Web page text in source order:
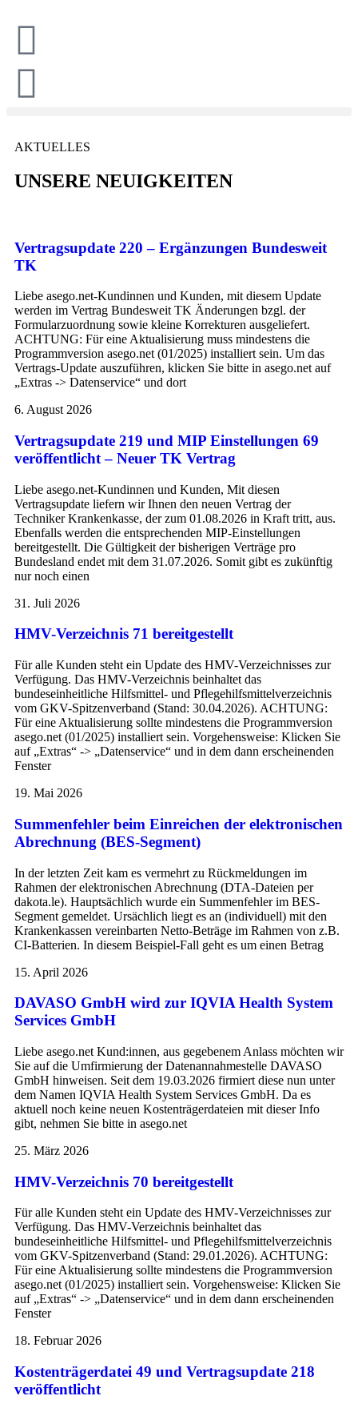
AKTUELLES
UNSERE NEUIGKEITEN
Vertragsupdate 220 – Ergänzungen Bundesweit
TK
Liebe asego.net-Kundinnen und Kunden, mit diesem Update
werden im Vertrag Bundesweit TK Änderungen bzgl. der
Formularzuordnung sowie kleine Korrekturen ausgeliefert.
ACHTUNG: Für eine Aktualisierung muss mindestens die
Programmversion asego.net (01/2025) installiert sein. Um das
Vertrags-Update auszuführen, klicken Sie bitte in asego.net auf
„Extras -> Datenservice“ und dort
6. August 2026
Vertragsupdate 219 und MIP Einstellungen 69
veröffentlicht – Neuer TK Vertrag
Liebe asego.net-Kundinnen und Kunden, Mit diesen
Vertragsupdate liefern wir Ihnen den neuen Vertrag der
Techniker Krankenkasse, der zum 01.08.2026 in Kraft tritt, aus.
Ebenfalls werden die entsprechenden MIP-Einstellungen
bereitgestellt. Die Gültigkeit der bisherigen Verträge pro
Bundesland endet mit dem 31.07.2026. Somit gibt es zukünftig
nur noch einen
31. Juli 2026
HMV-Verzeichnis 71 bereitgestellt
Für alle Kunden steht ein Update des HMV-Verzeichnisses zur
Verfügung. Das HMV-Verzeichnis beinhaltet das
bundeseinheitliche Hilfsmittel- und Pflegehilfsmittelverzeichnis
vom GKV-Spitzenverband (Stand: 30.04.2026). ACHTUNG:
Für eine Aktualisierung sollte mindestens die Programmversion
asego.net (01/2025) installiert sein. Vorgehensweise: Klicken Sie
auf „Extras“ -> „Datenservice“ und in dem dann erscheinenden
Fenster
19. Mai 2026
Summenfehler beim Einreichen der elektronischen
Abrechnung (BES-Segment)
In der letzten Zeit kam es vermehrt zu Rückmeldungen im
Rahmen der elektronischen Abrechnung (DTA-Dateien per
dakota.le). Hauptsächlich wurde ein Summenfehler im BES-
Segment gemeldet. Ursächlich liegt es an (individuell) mit den
Krankenkassen vereinbarten Netto-Beträge im Rahmen von z.B.
CI-Batterien. In diesem Beispiel-Fall geht es um einen Betrag
15. April 2026
DAVASO GmbH wird zur IQVIA Health System
Services GmbH
Liebe asego.net Kund:innen, aus gegebenem Anlass möchten wir
Sie auf die Umfirmierung der Datenannahmestelle DAVASO
GmbH hinweisen. Seit dem 19.03.2026 firmiert diese nun unter
dem Namen IQVIA Health System Services GmbH. Da es
aktuell noch keine neuen Kostenträgerdateien mit dieser Info
gibt, nehmen Sie bitte in asego.net
25. März 2026
HMV-Verzeichnis 70 bereitgestellt
Für alle Kunden steht ein Update des HMV-Verzeichnisses zur
Verfügung. Das HMV-Verzeichnis beinhaltet das
bundeseinheitliche Hilfsmittel- und Pflegehilfsmittelverzeichnis
vom GKV-Spitzenverband (Stand: 29.01.2026). ACHTUNG:
Für eine Aktualisierung sollte mindestens die Programmversion
asego.net (01/2025) installiert sein. Vorgehensweise: Klicken Sie
auf „Extras“ -> „Datenservice“ und in dem dann erscheinenden
Fenster
18. Februar 2026
Kostenträgerdatei 49 und Vertragsupdate 218
veröffentlicht